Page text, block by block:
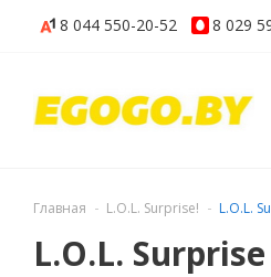
8 044 550-20-52 8 029
Главная L.O.L. Surprise! L.O.L.
L.O.L.